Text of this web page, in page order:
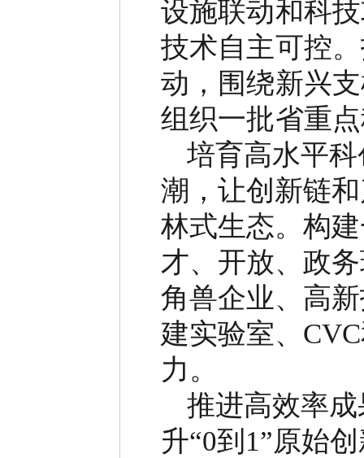
设施联动和科
技术自主可控
动，围绕新兴
组织一批省重
培育高水平
潮，让创新链
林式生态。构
才、开放、政
角兽企业、高
建实验室、 CVC
力。
推进高效率
升“0到 1”原始